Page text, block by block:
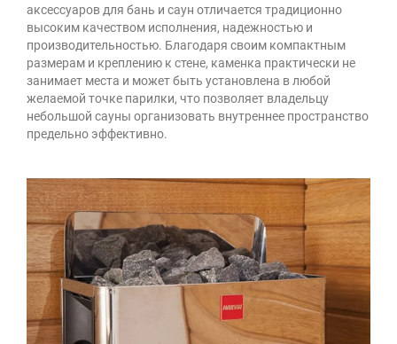
аксессуаров для бань и саун отличается традиционно
высоким качеством исполнения, надежностью и
производительностью. Благодаря своим компактным
размерам и креплению к стене, каменка практически не
занимает места и может быть установлена в любой
желаемой точке парилки, что позволяет владельцу
небольшой сауны организовать внутреннее пространство
предельно эффективно.